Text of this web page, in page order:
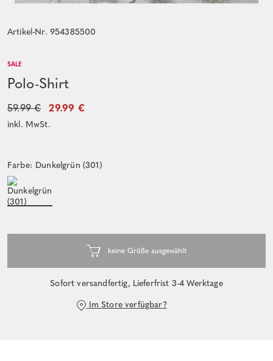
Artikel-Nr. 954385500
SALE
Polo-Shirt
59.99 € 29.99 €
inkl. MwSt.
Farbe: Dunkelgrün (301)
Sofort versandfertig, Lieferfrist 3-4 Werktage
Im Store verfügbar?